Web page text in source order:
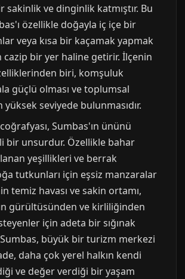
sakinlik ve dinginlik katmıştır. Bu
özellikle doğayla iç içe bir
veya kısa bir kaçamak yapmak
cazip bir yer haline getirir. İlçenin
biri, komşuluk
güçlü olması ve toplumsal
yüksek seviyede bulunmasıdır.
Sumbas'ın ününü
bir unsurdur. Özellikle bahar
yeşillikleri ve berrak
tutkunları için eşsiz manzaralar
temiz havası ve sakin ortamı,
gürültüsünden ve kirliliğinden
için adeta bir sığınak
büyük bir turizm merkezi
daha çok yerel halkın kendi
ve değer verdiği bir yaşam